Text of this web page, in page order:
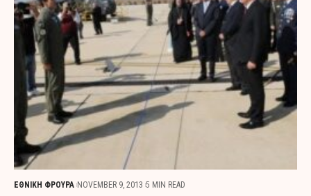
ΕΘΝΙΚΗ ΦΡΟΥΡΑ NOVEMBER 9, 2013 5 MIN READ